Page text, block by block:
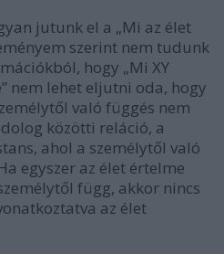
jutunk el a „Mi az élet
szerint nem tudunk
hogy „Mi XY
nem lehet eljutni oda, hogy
való függés nem
közötti reláció, a
ahol a személytől való
egyszer az élet értelme
függ, akkor nincs
az élet